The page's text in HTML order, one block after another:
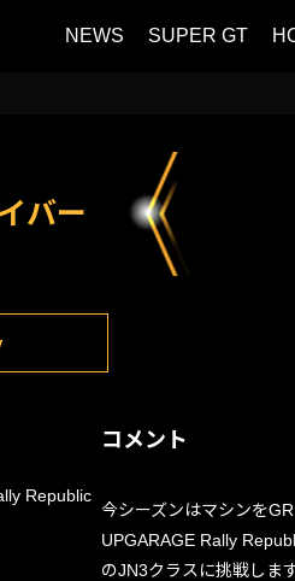
NEWS SUPER GT
バー
Republic
コメント
今シーズンはマシンを
UPGARAGE Rally
のJN3クラスに挑戦しま